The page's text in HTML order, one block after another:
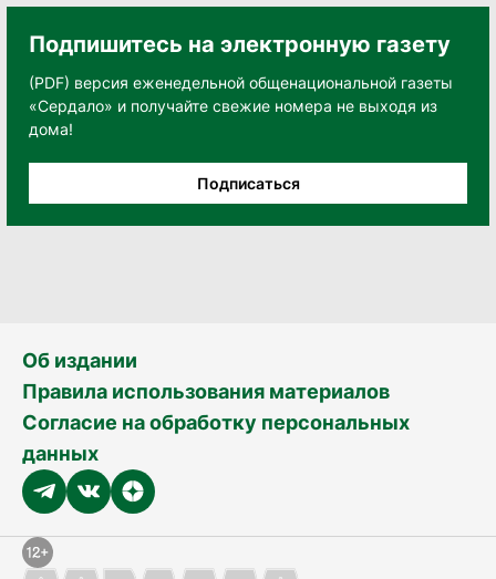
Подпишитесь на электронную газету
(PDF) версия еженедельной общенациональной газеты
«Сердало» и получайте свежие номера не выходя из
дома!
Подписаться
Об издании
Правила использования материалов
Согласие на обработку персональных
данных